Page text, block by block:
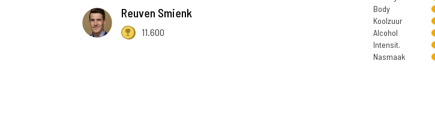
Reuven Smienk
11.600
Body
Koolzuur
Alcohol
Intensit.
Nasmaak